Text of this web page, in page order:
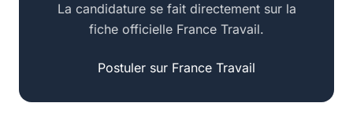
La candidature se fait directement sur la
fiche officielle France Travail.
Postuler sur France Travail